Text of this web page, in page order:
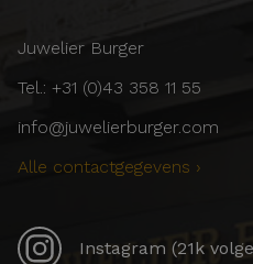
Juwelier Burger
Tel.: +31 (0)43 358 11 55
info@juwelierburger.com
Alle contactgegevens ›
Instagram (21k